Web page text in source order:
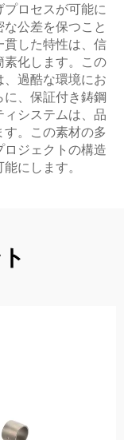
ロセスが可能に
公差を保つこと
貫した特性は、信
素化します。この
過酷な環境にお
、保証付き鋳鋼
システムは、品
。この素材の多
ジェクトの構造
にします。